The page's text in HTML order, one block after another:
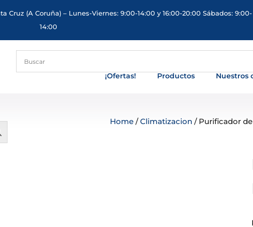
Cruz (A Coruña) – Lunes-Viernes: 9:00-14:00 y 16:00-20:00 Sábados: 9:00-
14:00
¡Ofertas! Productos Nuestros
Home /Climatizacion / Purificador